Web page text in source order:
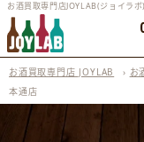
お酒買取専門店JOYLAB(ジョイラボ)
お酒買取専門店 JOYLAB › お
本通店